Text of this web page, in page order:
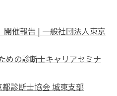
催報告 | 一般社団法人東京
めの診断士キャリアセミナ
診断士協会 城東支部